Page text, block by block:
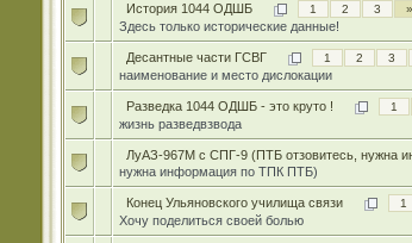
История 1044 ОДШБ 1 2 3
Здесь только исторические данные!
Десантные части ГСВГ 1 2 3
наименование и место дислокации
Разведка 1044 ОДШБ - это круто ! 1
жизнь разведвзвода
ЛуАЗ-967М с СПГ-9 (ПТБ отзовитесь, нужна
нужна информация по ТПК ПТБ)
Конец Ульяновского училища связи 1
Хочу поделиться своей болью